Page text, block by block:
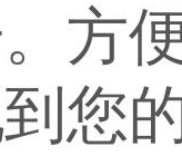
方
您